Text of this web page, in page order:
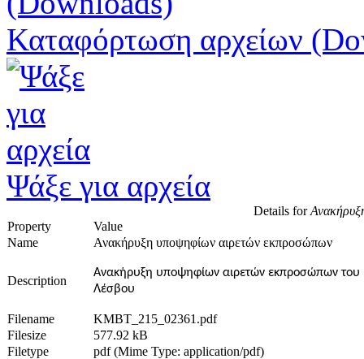
Καταφόρτωση αρχείων
Ψάξε για αρχεία
Details for
Property
Value
Name
Ανακήρυξη υποψηφίων αιρετών εκπροσώπων
Description
Ανακήρυξη υποψηφίων αιρετών εκπροσώπων του
Λέσβου
Filename
KMBT_215_02361.pdf
Filesize
577.92 kB
Filetype
pdf (Mime Type: application/pdf)